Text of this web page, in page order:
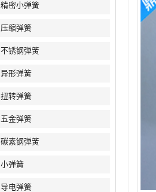
精密小弹簧
压缩弹簧
不锈钢弹簧
异形弹簧
扭转弹簧
五金弹簧
碳素钢弹簧
小弹簧
导电弹簧